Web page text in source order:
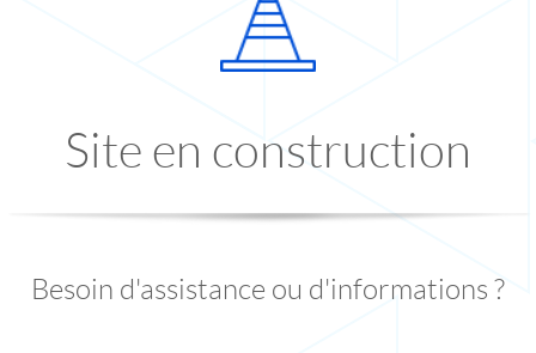
Site en construction
Besoin d'assistance ou d'informations ?